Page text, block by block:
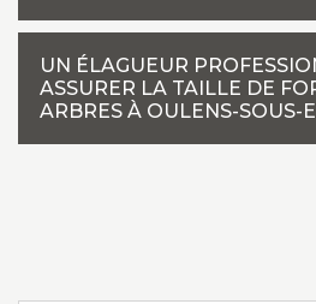
UN ÉLAGUEUR
ASSURER LA TAILLE DE
ARBRES À OULENS-SOUS-